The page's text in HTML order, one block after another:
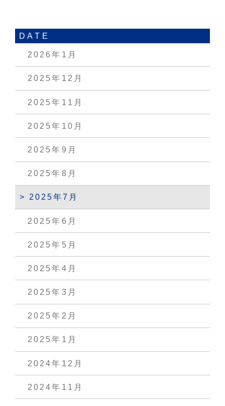
DATE
2026年1月
2025年12月
2025年11月
2025年10月
2025年9月
2025年8月
2025年7月
2025年6月
2025年5月
2025年4月
2025年3月
2025年2月
2025年1月
2024年12月
2024年11月